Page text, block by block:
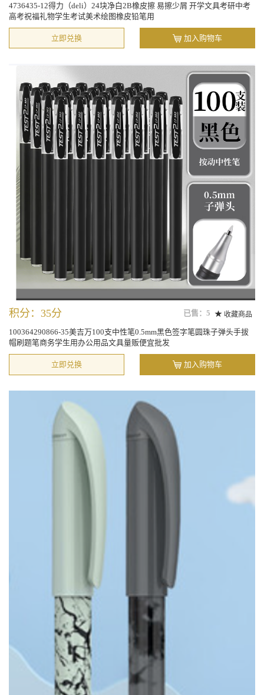
4736435-12得力（deli）24块净白2B橡皮擦 易擦少屑 开学文具考研中考
高考祝福礼物学生考试美术绘图橡皮铅笔用
立即兑换 加入购物车
已售：5 收藏商品
积分：35分
100364290866-35美吉万100支中性笔0.5mm黑色签字笔圆珠子弹头手拔
帽刷题笔商务学生用办公用品文具量贩便宜批发
立即兑换 加入购物车